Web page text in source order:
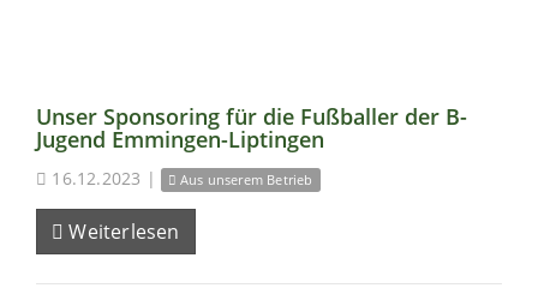
Unser Sponsoring für die Fußballer der B-
Jugend Emmingen-Liptingen
16.12.2023 | Aus unserem Betrieb
Weiterlesen